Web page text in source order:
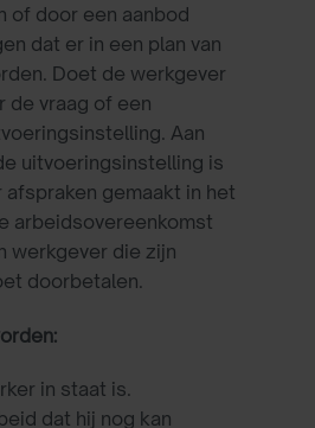
of door een aanbod
dat er in een plan van
Doet de werkgever
de vraag of een
Aan
uitvoeringsinstelling is
gemaakt in het
arbeidsovereenkomst
werkgever die zijn
doorbetalen.
in staat is.
dat hij nog kan